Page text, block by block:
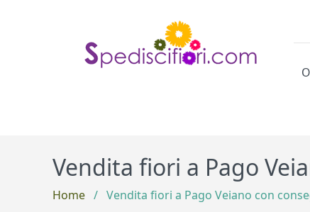
Vendita fiori a Pago
Home / Vendita fiori a Pago Veiano con